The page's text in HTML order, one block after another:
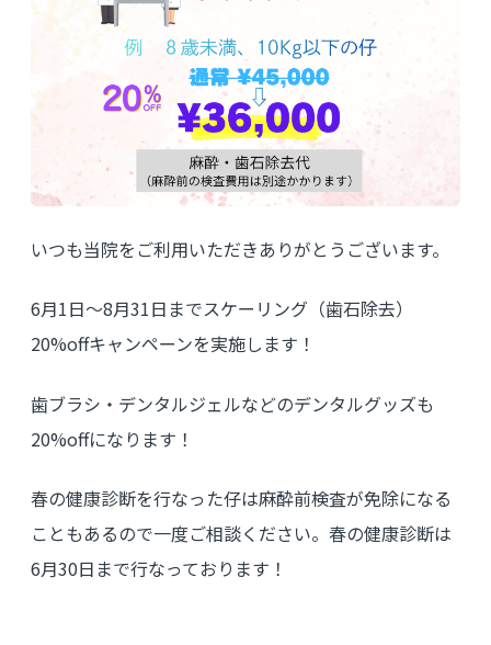
いつも当院をご利用いただきありがとうございます。
6月1日～8月31日までスケーリング（歯石除去）
20%offキャンペーンを実施します！
歯ブラシ・デンタルジェルなどのデンタルグッズも
20%offになります！
春の健康診断を行なった仔は麻酔前検査が免除になる
こともあるので一度ご相談ください。春の健康診断は
6月30日まで行なっております！